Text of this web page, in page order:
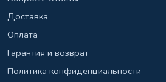
Доставка
Оплата
Гарантия и возврат
Политика конфиденциальности